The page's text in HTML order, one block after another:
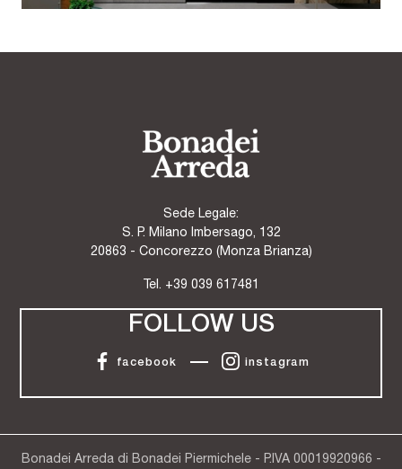
Sede Legale:
S. P. Milano Imbersago, 132
20863 - Concorezzo (Monza Brianza)
Tel. +39 039 617481
FOLLOW US
facebook instagram
Bonadei Arreda di Bonadei Piermichele - P.IVA 00019920966 -